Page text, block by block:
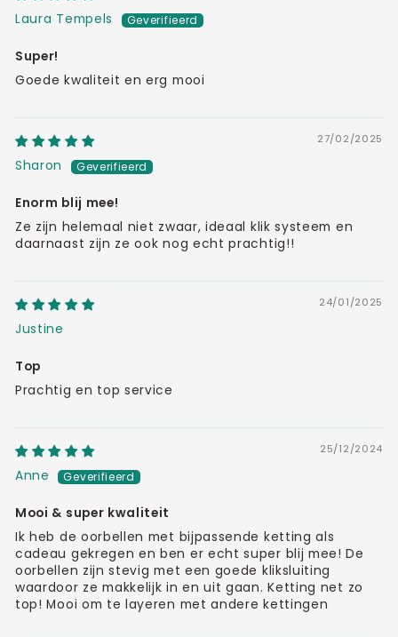
Laura Tempels
Super!
Goede kwaliteit en erg mooi
27/02/2025
Sharon
Enorm blij mee!
Ze zijn helemaal niet zwaar, ideaal klik systeem en
daarnaast zijn ze ook nog echt prachtig!!
24/01/2025
Justine
Top
Prachtig en top service
25/12/2024
Anne
Mooi & super kwaliteit
Ik heb de oorbellen met bijpassende ketting als
cadeau gekregen en ben er echt super blij mee! De
oorbellen zijn stevig met een goede kliksluiting
waardoor ze makkelijk in en uit gaan. Ketting net zo
top! Mooi om te layeren met andere kettingen